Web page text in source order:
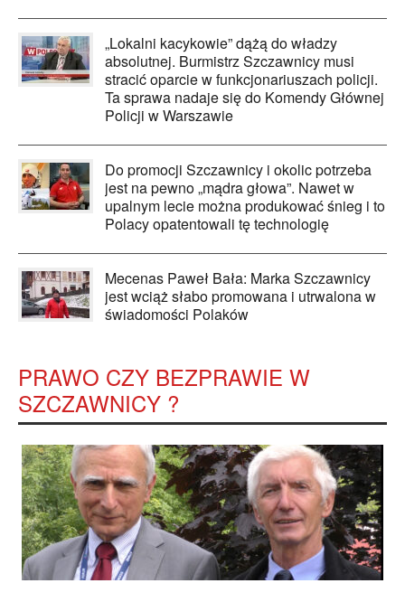
„Lokalni kacykowie” dążą do władzy
absolutnej. Burmistrz Szczawnicy musi
stracić oparcie w funkcjonariuszach policji.
Ta sprawa nadaje się do Komendy Głównej
Policji w Warszawie
Do promocji Szczawnicy i okolic potrzeba
jest na pewno „mądra głowa”. Nawet w
upalnym lecie można produkować śnieg i to
Polacy opatentowali tę technologię
Mecenas Paweł Bała: Marka Szczawnicy
jest wciąż słabo promowana i utrwalona w
świadomości Polaków
PRAWO CZY BEZPRAWIE W
SZCZAWNICY ?